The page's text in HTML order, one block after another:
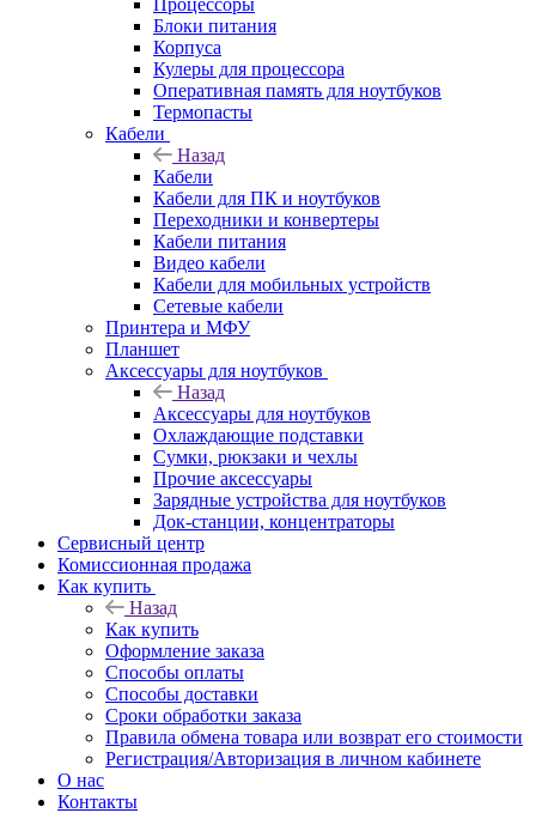
Процессоры
Блоки питания
Корпуса
Кулеры для процессора
Оперативная память для ноутбуков
Термопасты
Кабели
Назад
Кабели
Кабели для ПК и ноутбуков
Переходники и конвертеры
Кабели питания
Видео кабели
Кабели для мобильных устройств
Сетевые кабели
Принтера и МФУ
Планшет
Аксессуары для ноутбуков
Назад
Аксессуары для ноутбуков
Охлаждающие подставки
Сумки, рюкзаки и чехлы
Прочие аксессуары
Зарядные устройства для ноутбуков
Док-станции, концентраторы
Сервисный центр
Комиссионная продажа
Как купить
Назад
Как купить
Оформление заказа
Способы оплаты
Способы доставки
Сроки обработки заказа
Правила обмена товара или возврат его стоимости
Регистрация/Авторизация в личном кабинете
О нас
Контакты